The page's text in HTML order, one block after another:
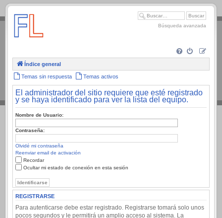
.
Búsqueda avanzada
Índice general
Temas sin respuesta Temas activos
El administrador del sitio requiere que esté registrado
y se haya identificado para ver la lista del equipo.
Nombre de Usuario:
Contraseña:
Olvidé mi contraseña
Reenviar email de activación
Recordar
Ocultar mi estado de conexión en esta sesión
REGISTRARSE
Para autenticarse debe estar registrado. Registrarse tomará solo unos
pocos segundos y le permitirá un amplio acceso al sistema. La